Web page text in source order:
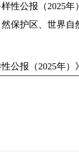
性公报（2025
保护区、世界自
公报（2025年）